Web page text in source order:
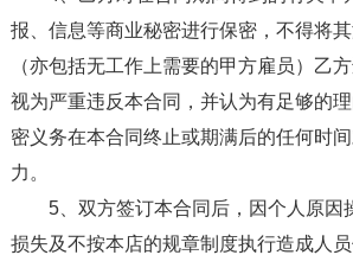
报、信息等商业秘密进行保密，不得将
（亦包括无工作上需要的甲方雇员）乙
视为严重违反本合同，并认为有足够的
密义务在本合同终止或期满后的任何时
力。
5、双方签订本合同后，因个人原因
损失及不按本店的规章制度执行造成人